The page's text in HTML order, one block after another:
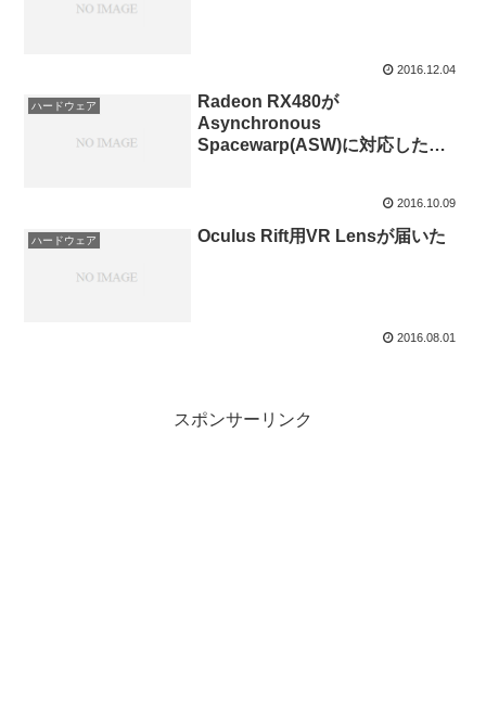
2016.12.04
ハードウェア
Radeon RX480が
Asynchronous
Spacewarp(ASW)に対応したの
2016.10.09
ハードウェア Oculus Rift用VR Lensが届いた
2016.08.01
スポンサーリンク